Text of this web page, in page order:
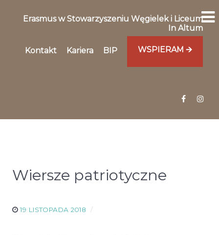
Erasmus w Stowarzyszeniu Węgielek i Liceum
In Altum
Kontakt Kariera BIP WSPIERAM 🡪
Wiersze patriotyczne
19 LISTOPADA 2018